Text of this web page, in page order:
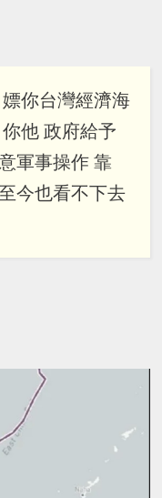
你台灣經濟海
他 政府給予
軍事操作 靠
今也看不下去